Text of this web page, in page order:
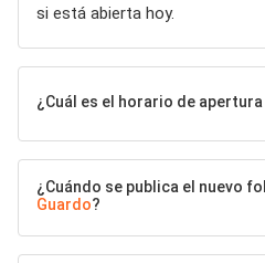
si está abierta hoy.
¿Cuál es el horario de apertura
¿Cuándo se publica el nuevo
Guardo?